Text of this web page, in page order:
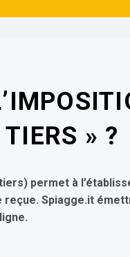
» ?
permet à
Spiagge.it